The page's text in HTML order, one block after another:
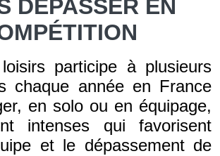
DÉPASSER EN
participe à plusieurs
chaque année en France
en solo ou en équipage,
intenses qui favorisent
et le dépassement de